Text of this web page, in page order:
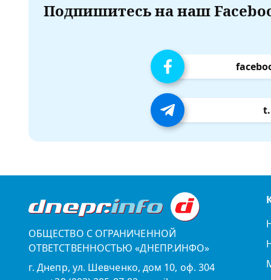
Подпишитесь на наш
ОБЩЕСТВО С ОГРАНИЧЕННОЙ
ОТВЕТСТВЕННОСТЬЮ «ДНЕПР.ИНФО»
г. Днепр, ул. Шевченко, дом 10, оф. 304